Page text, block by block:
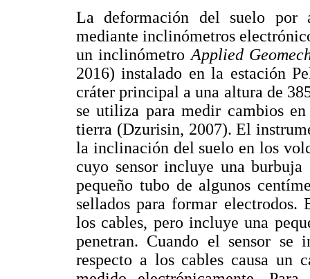
La deformación del suelo por
mediante inclinómetros
un inclinómetro Applied
2016) instalado en la estación
cráter principal a una altura de
se utiliza para medir cambios
tierra (Dzurisin, 2007). El
la inclinación del suelo en los
cuyo sensor incluye una
pequeño tubo de algunos
sellados para formar
los cables, pero incluye una
penetran. Cuando el sensor
respecto a los cables causa un